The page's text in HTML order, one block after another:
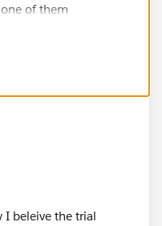
of them
beleive the trial